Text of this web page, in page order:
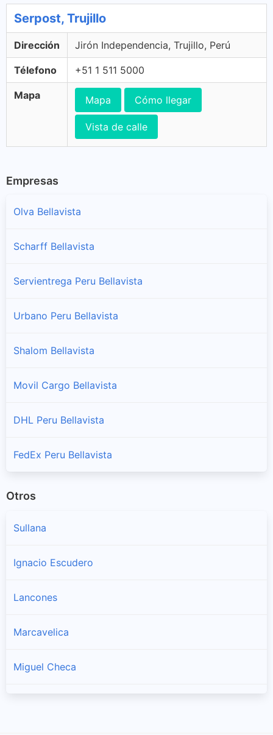
Serpost, Trujillo
Dirección Jirón Independencia, Trujillo, Perú
Télefono +51 1 511 5000
Mapa Mapa Cómo llegar
Vista de calle
Empresas
Olva Bellavista
Scharff Bellavista
Servientrega Peru Bellavista
Urbano Peru Bellavista
Shalom Bellavista
Movil Cargo Bellavista
DHL Peru Bellavista
FedEx Peru Bellavista
Otros
Sullana
Ignacio Escudero
Lancones
Marcavelica
Miguel Checa